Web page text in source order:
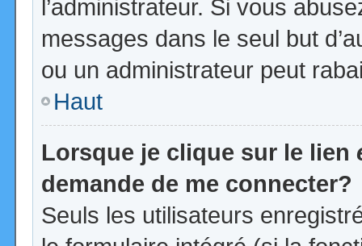
l’administrateur. Si vous
messages dans le seul but
ou un administrateur peut
Haut
Lorsque je clique sur le lien
demande de me connecter?
Seuls les utilisateurs